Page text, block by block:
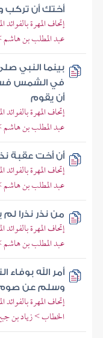
أختك أن تركب
إتحاف المهرة
عبد المطلب بن
بينما النبي
في الشمس
أن يقوم
إتحاف المهرة
عبد المطلب بن
أن أخت عقبة
إتحاف المهرة
عبد المطلب بن
من نذر نذرا
إتحاف المهرة
عبد المطلب بن
أمر الله بوفاء
وسلم عن صوم
إتحاف المهرة
الخطاب > زياد بن